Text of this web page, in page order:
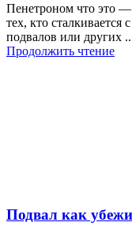
Пенетроном что это —
тех, кто
подвалов или других
Продолжить чтение
Подвал как